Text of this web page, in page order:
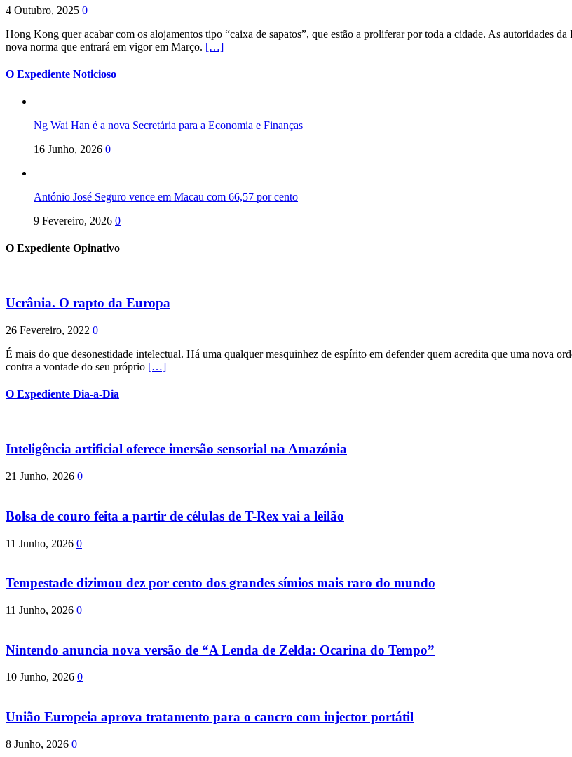
4 Outubro, 2025 0
Hong Kong quer acabar com os alojamentos tipo “caixa de sapatos”, que estão a proliferar por toda a cidade. As autoridades
nova norma que entrará em vigor em Março. […]
O Expediente Noticioso
Ng Wai Han é a nova Secretária para a Economia e Finanças
16 Junho, 2026 0
António José Seguro vence em Macau com 66,57 por cento
9 Fevereiro, 2026 0
O Expediente Opinativo
Ucrânia. O rapto da Europa
26 Fevereiro, 2022 0
É mais do que desonestidade intelectual. Há uma qualquer mesquinhez de espírito em defender quem acredita que uma nova
contra a vontade do seu próprio […]
O Expediente Dia-a-Dia
Inteligência artificial oferece imersão sensorial na Amazónia
21 Junho, 2026 0
Bolsa de couro feita a partir de células de T-Rex vai a leilão
11 Junho, 2026 0
Tempestade dizimou dez por cento dos grandes símios mais raro do mundo
11 Junho, 2026 0
Nintendo anuncia nova versão de “A Lenda de Zelda: Ocarina do Tempo”
10 Junho, 2026 0
União Europeia aprova tratamento para o cancro com injector portátil
8 Junho, 2026 0